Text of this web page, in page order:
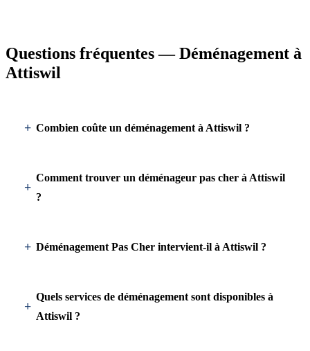
Questions fréquentes — Déménagement à
Attiswil
Combien coûte un déménagement à Attiswil ?
Comment trouver un déménageur pas cher à Attiswil
?
Déménagement Pas Cher intervient-il à Attiswil ?
Quels services de déménagement sont disponibles à
Attiswil ?